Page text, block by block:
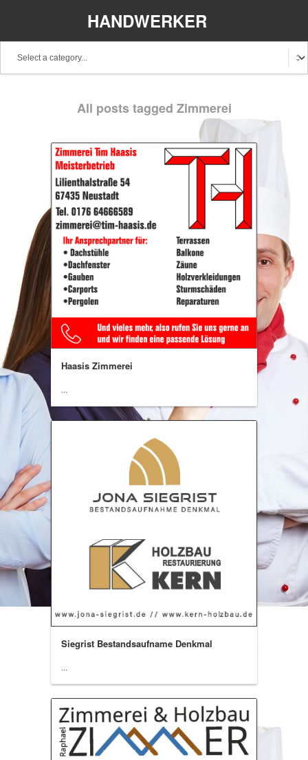
HANDWERKER
All posts tagged Zimmerei
Haasis Zimmerei
...
Siegrist Bestandsaufname Denkmal
...